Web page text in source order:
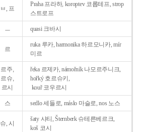
ㅂ, 프
Praha 프라하, koroptev 코롭테프, strop
스트로프
ㅡ quasi 크바시
르
ruka 루카, harmonika 하르모니카, mír
미르
르주,
르슈,
르시
řeka 르제카, námořník 나모르주니크,
hořký 호르슈키,
kouř 코우르시
스 sedlo 세들로, máslo 마슬로, nos 노스
슈, 시
šaty 샤티, Šternberk 슈테른베르크,
koš 코시